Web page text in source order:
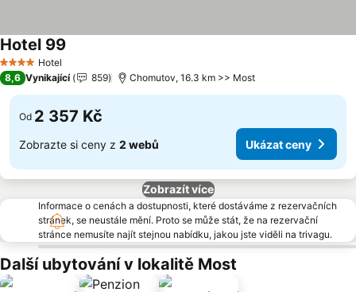
4 Počet hvězdiček
Hotel
Hotel 99
8,6 Vynikající 859 Chomutov, 16.3 km >> Most
Od 2 357 Kč
Zobrazte si ceny z 2 webů Ukázat ceny
Zobrazít více
Informace o cenách a dostupnosti, které dostáváme z rezervačních
stránek, se neustále mění. Proto se může stát, že na rezervační
stránce nemusíte najít stejnou nabídku, jakou jste viděli na trivagu.
Další ubytování v lokalitě Most